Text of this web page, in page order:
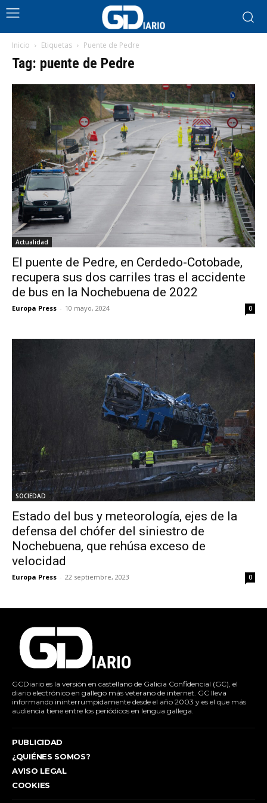
Inicio Etiquetas Puente de Pedre
Tag: puente de Pedre
Actualidad
El puente de Pedre, en Cerdedo-Cotobade,
recupera sus dos carriles tras el accidente
de bus en la Nochebuena de 2022
Europa Press - 10 mayo, 2024 0
SOCIEDAD
Estado del bus y meteorología, ejes de la
defensa del chófer del siniestro de
Nochebuena, que rehúsa exceso de
velocidad
Europa Press - 22 septiembre, 2023 0
GCDiario es la versión en castellano de Galicia Confidencial (GC), el
diario electrónico en gallego más veterano de internet. GC lleva
informando ininterrumpidamente desde el año 2003 y es el que más
audiencia tiene entre los periódicos en lengua gallega.
PUBLICIDAD
¿QUIÉNES SOMOS?
AVISO LEGAL
COOKIES